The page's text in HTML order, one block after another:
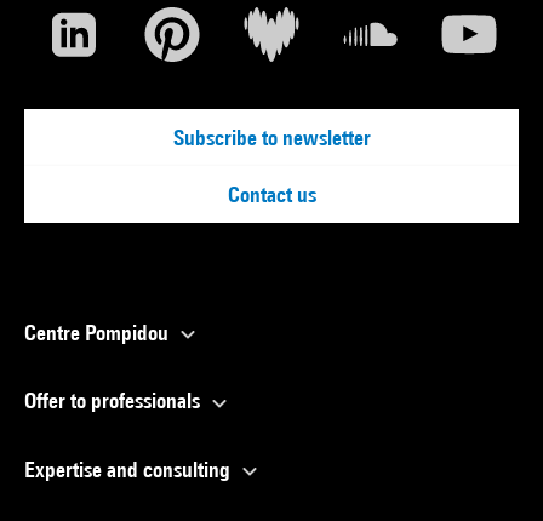
Subscribe to newsletter
Contact us
Centre Pompidou
Offer to professionals
Expertise and consulting